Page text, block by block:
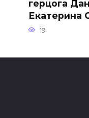
герцога
Екатерина
19